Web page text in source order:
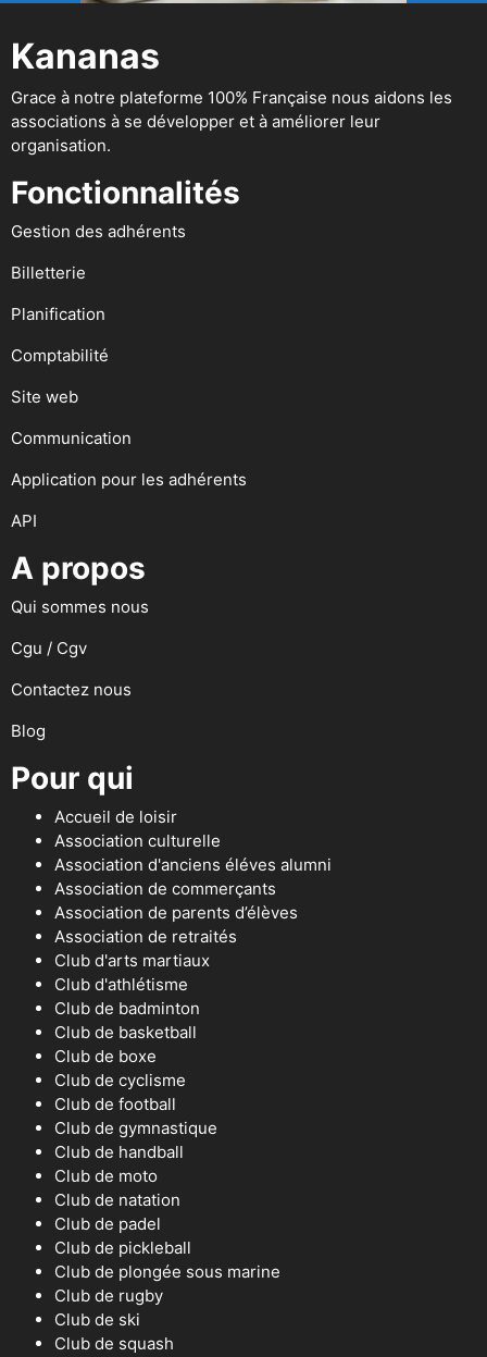
Kananas
Grace à notre plateforme 100% Française nous aidons les
associations à se développer et à améliorer leur
organisation.
Fonctionnalités
Gestion des adhérents
Billetterie
Planification
Comptabilité
Site web
Communication
Application pour les adhérents
API
A propos
Qui sommes nous
Cgu / Cgv
Contactez nous
Blog
Pour qui
Accueil de loisir
Association culturelle
Association d'anciens éléves alumni
Association de commerçants
Association de parents d’élèves
Association de retraités
Club d'arts martiaux
Club d'athlétisme
Club de badminton
Club de basketball
Club de boxe
Club de cyclisme
Club de football
Club de gymnastique
Club de handball
Club de moto
Club de natation
Club de padel
Club de pickleball
Club de plongée sous marine
Club de rugby
Club de ski
Club de squash